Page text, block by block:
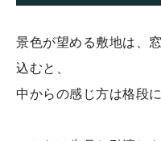
景色が望める敷地は、
込むと、
中からの感じ方は格段